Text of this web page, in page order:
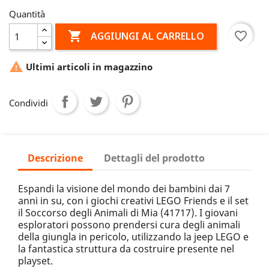
Quantità
 AGGIUNGI AL CARRELLO favorite_border
 Ultimi articoli in magazzino
Condividi
Descrizione Dettagli del prodotto
Espandi la visione del mondo dei bambini dai 7
anni in su, con i giochi creativi LEGO Friends e il set
il Soccorso degli Animali di Mia (41717). I giovani
esploratori possono prendersi cura degli animali
della giungla in pericolo, utilizzando la jeep LEGO e
la fantastica struttura da costruire presente nel
playset.